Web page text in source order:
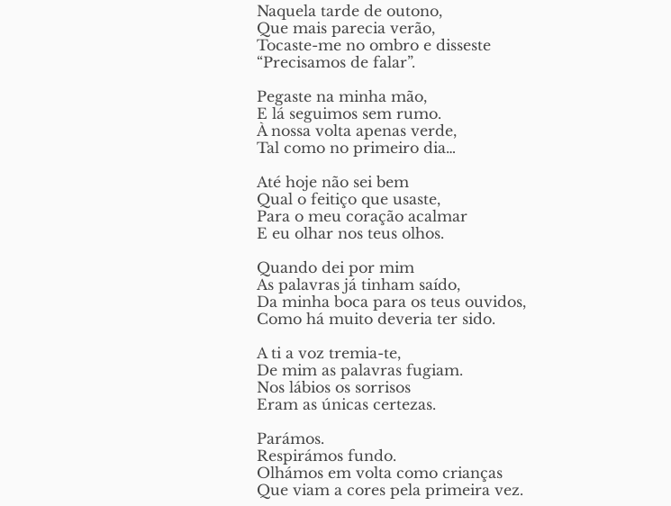
Naquela tarde de outono,
Que mais parecia verão,
Tocaste-me no ombro e disseste
“Precisamos de falar”.
Pegaste na minha mão,
E lá seguimos sem rumo.
À nossa volta apenas verde,
Tal como no primeiro dia…
Até hoje não sei bem
Qual o feitiço que usaste,
Para o meu coração acalmar
E eu olhar nos teus olhos.
Quando dei por mim
As palavras já tinham saído,
Da minha boca para os teus ouvidos,
Como há muito deveria ter sido.
A ti a voz tremia-te,
De mim as palavras fugiam.
Nos lábios os sorrisos
Eram as únicas certezas.
Parámos.
Respirámos fundo.
Olhámos em volta como crianças
Que viam a cores pela primeira vez.